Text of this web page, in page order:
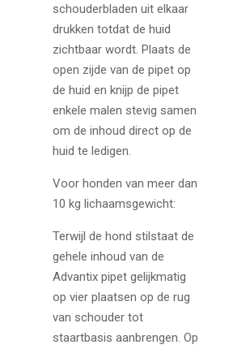
schouderbladen uit elkaar
drukken totdat de huid
zichtbaar wordt. Plaats de
open zijde van de pipet op
de huid en knijp de pipet
enkele malen stevig samen
om de inhoud direct op de
huid te ledigen.
Voor honden van meer dan
10 kg lichaamsgewicht:
Terwijl de hond stilstaat de
gehele inhoud van de
Advantix pipet gelijkmatig
op vier plaatsen op de rug
van schouder tot
staartbasis aanbrengen. Op